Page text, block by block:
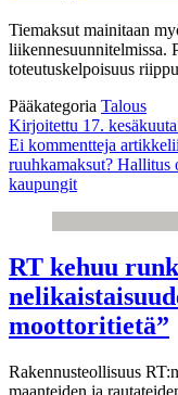
Tiemaksut mainitaan
liikennesuunnitelmissa.
toteutuskelpoisuus
Pääkategoria Talous
Kirjoitettu 17.
Ei kommentteja
ruuhkamaksut? Hallitus
kaupungit
RT kehuu
moottoritietä”
Rakennusteollisuus
maanteiden ja